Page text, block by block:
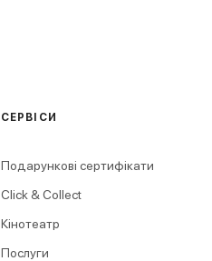
СЕРВІСИ
Подарункові сертифікати
Click & Collect
Кінотеатр
Послуги